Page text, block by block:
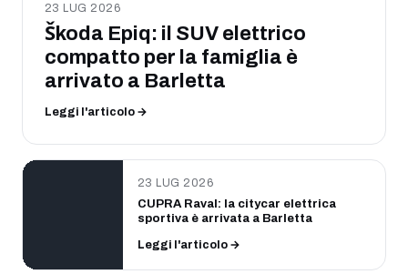
23 LUG 2026
Škoda Epiq: il SUV elettrico
compatto per la famiglia è
arrivato a Barletta
Leggi l'articolo →
23 LUG 2026
CUPRA Raval: la citycar elettrica
sportiva è arrivata a Barletta
Leggi l'articolo →